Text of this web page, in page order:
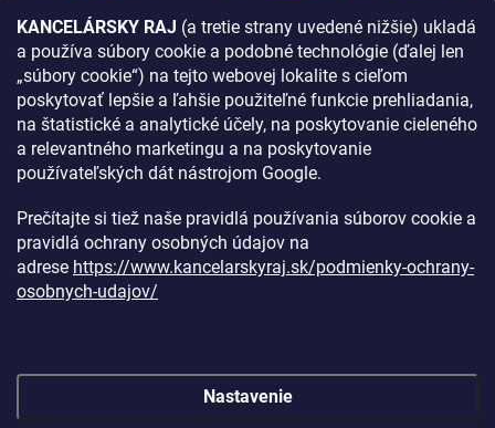
KANCELÁRSKY RAJ (a tretie strany uvedené nižšie) ukladá
a používa súbory cookie a podobné technológie (ďalej len
„súbory cookie“) na tejto webovej lokalite s cieľom
poskytovať lepšie a ľahšie použiteľné funkcie prehliadania,
na štatistické a analytické účely, na poskytovanie cieleného
a relevantného marketingu a na poskytovanie
používateľských dát nástrojom Google.
Prečítajte si tiež naše pravidlá používania súborov cookie a
pravidlá ochrany osobných údajov na
adrese https://www.kancelarskyraj.sk/podmienky-ochrany-
osobnych-udajov/
Nastavenie
AKO SA K NÁM DOSTANETE?